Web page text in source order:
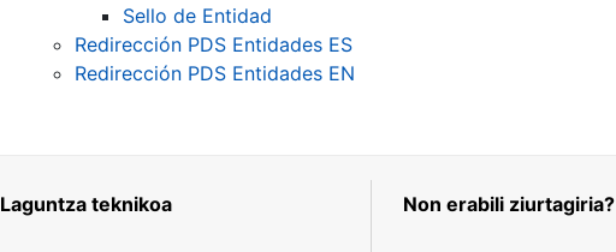
Sello de Entidad
Redirección PDS Entidades ES
Redirección PDS Entidades EN
Laguntza teknikoa Non erabili ziurtagiria?